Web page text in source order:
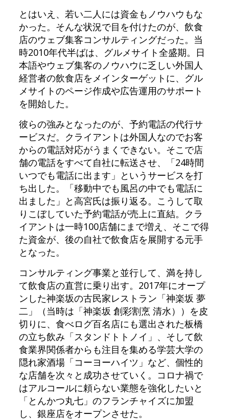
とはいえ、若い二人には資金もノウハウもな
かった。そんな状況で目を付けたのが、飲食
店のウェブ集客コンサルティングだった。当
時2010年代半ばは、グルメサイト全盛期。日
本語やウェブ集客のノウハウに乏しい外国人
経営者の飲食店をメインターゲットに、グル
メサイトのページ作成や広告運用のサポート
を開始した。
彼らの強みとなったのが、予約電話の代行サ
ービスだ。クライアントは外国人なのでお客
からの電話対応がうまくできない。そこで店
舗の電話をすべて自社に転送させ、「24時間
いつでも電話に出ます」というサービスを打
ち出した。「移動中でも風呂の中でも電話に
出ました」と高宮氏は振り返る。こうして取
りこぼしていた予約電話が売上に直結。クラ
イアントは一時100店舗にまで増え、そこで得
た資金が、後の自社で飲食店を展開する元手
となった。
コンサルティング事業と並行して、満を持し
て飲食店の直営に乗り出す。2017年にオープ
ンした神楽坂の古民家レストラン「神楽坂 夢
二」（当時は「神楽坂 創彩割烹 清水））を皮
切りに、食べログ百名店にも選出された板橋
の立ち飲み「スタンドトトノイ」、そして飲
食業界関係者からも注目を集める学芸大学の
隠れ家酒場「コーヨーハイツ」など、個性的
な店舗を次々と成功させていく。コロナ禍で
はアルコールに頼らない業態を強化したいと
「とんかつ丸七」のフランチャイズに加盟
し、銀座店をオープンさせた。